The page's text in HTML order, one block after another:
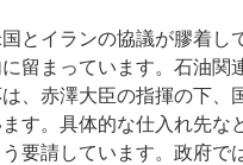
とイランの協議が膠着し
留まっています。石油
、赤澤大臣の指揮の下
す。具体的な仕入れ先
要請しています。政府